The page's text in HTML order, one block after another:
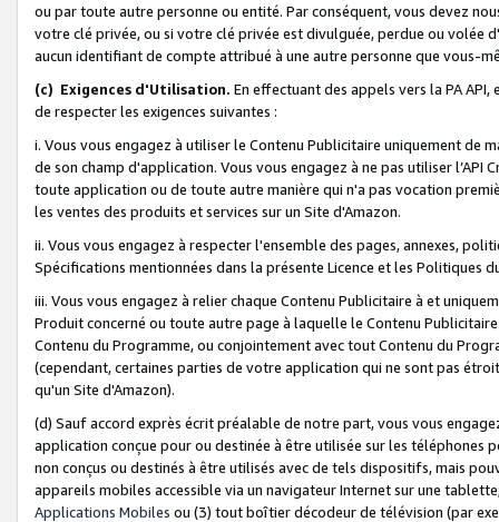
ou par toute autre personne ou entité. Par conséquent, vous devez
votre clé privée, ou si votre clé privée est divulguée, perdue ou volée
aucun identifiant de compte attribué à une autre personne que vous-
(c) Exigences d'Utilisation. En effectuant des appels vers la PA
de respecter les exigences suivantes :
i. Vous vous engagez à utiliser le Contenu Publicitaire uniquement de
de son champ d'application. Vous vous engagez à ne pas utiliser l’API
toute application ou de toute autre manière qui n'a pas vocation
les ventes des produits et services sur un Site d'Amazon.
ii. Vous vous engagez à respecter l'ensemble des pages, annexes,
Spécifications mentionnées dans la présente Licence et les Politiques
iii. Vous vous engagez à relier chaque Contenu Publicitaire à et
Produit concerné ou toute autre page à laquelle le Contenu
Contenu du Programme, ou conjointement avec tout Contenu du
(cependant, certaines parties de votre application qui ne sont pas
qu'un Site d'Amazon).
(d) Sauf accord exprès écrit préalable de notre part, vous vous
application conçue pour ou destinée à être utilisée sur les téléphones
non conçus ou destinés à être utilisés avec de tels dispositifs, mais
appareils mobiles accessible via un navigateur Internet sur une
Applications Mobiles ou (3) tout boîtier décodeur de télévision (par